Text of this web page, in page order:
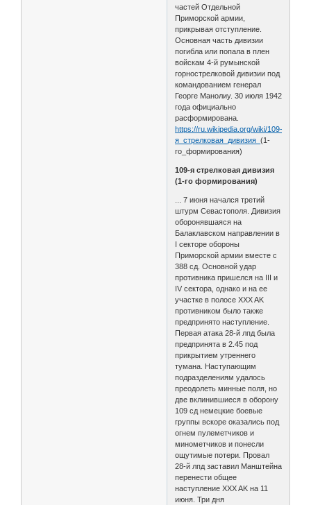
частей Отдельной
Приморской армии,
прикрывая отступление.
Основная часть дивизии
погибла или попала в плен
войскам 4-й румынской
горнострелковой дивизии под
командованием генерал
Георге Манолиу. 30 июля 1942
года официально
расформирована.
https://ru.wikipedia.org/wiki/109-
я_стрелковая_дивизия_(1-
го_формирования)
109-я стрелковая дивизия
(1-го формирования)
... 7 июня начался третий
штурм Севастополя. Дивизия
оборонявшаяся на
Балаклавском направлении в
I секторе обороны
Приморской армии вместе с
388 сд. Основной удар
противника пришелся на III и
IV сектора, однако и на ее
участке в полосе XXX AK
противником было также
предпринято наступление.
Первая атака 28-й лпд была
предпринята в 2.45 под
прикрытием утреннего
тумана. Наступающим
подразделениям удалось
преодолеть минные поля, но
две вклинившиеся в оборону
109 сд немецкие боевые
группы вскоре оказались под
огнем пулеметчиков и
минометчиков и понесли
ощутимые потери. Провал
28-й лпд заставил Манштейна
перенести общее
наступление XXX AK на 11
июня. Три дня